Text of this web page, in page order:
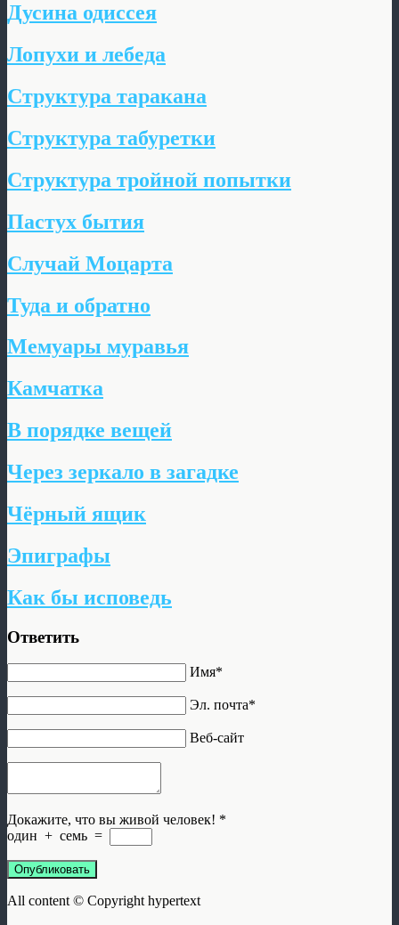
Дусина одиссея
Лопухи и лебеда
Структура таракана
Структура табуретки
Структура тройной попытки
Пастух бытия
Случай Моцарта
Туда и обратно
Мемуары муравья
Камчатка
В порядке вещей
Через зеркало в загадке
Чёрный ящик
Эпиграфы
Как бы исповедь
Ответить
Имя*
Эл. почта*
Веб-сайт
Докажите, что вы живой человек! *
один + семь =
Опубликовать
All content © Copyright hypertext